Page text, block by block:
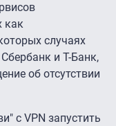
как
случаях
и Т-Банк,
об отсутствии
с VPN запустить